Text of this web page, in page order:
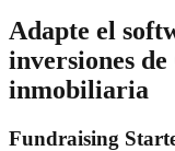
Adapte el
inversiones
inmobiliaria
Fundraising